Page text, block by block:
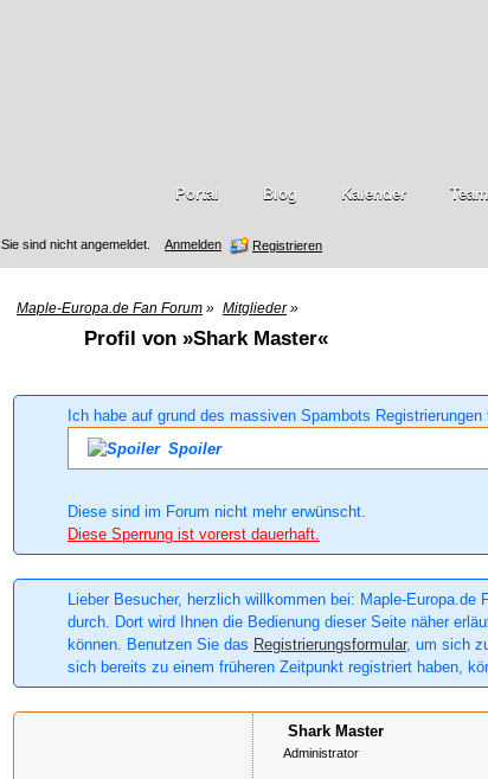
Sie sind nicht angemeldet. Anmelden Registrieren
Portal Blog Kalender Team
Maple-Europa.de Fan Forum » Mitglieder»
Profil von »Shark Master«
Ich habe auf grund des massiven Spambots
Spoiler
Diese sind im Forum nicht mehr erwünscht.
Diese Sperrung ist vorerst dauerhaft.
Lieber Besucher, herzlich willkommen bei: Maple-
durch. Dort wird Ihnen die Bedienung dieser Seite näher
können. Benutzen Sie das Registrierungsformular, um sich
sich bereits zu einem früheren Zeitpunkt registriert haben,
Shark Master
Administrator